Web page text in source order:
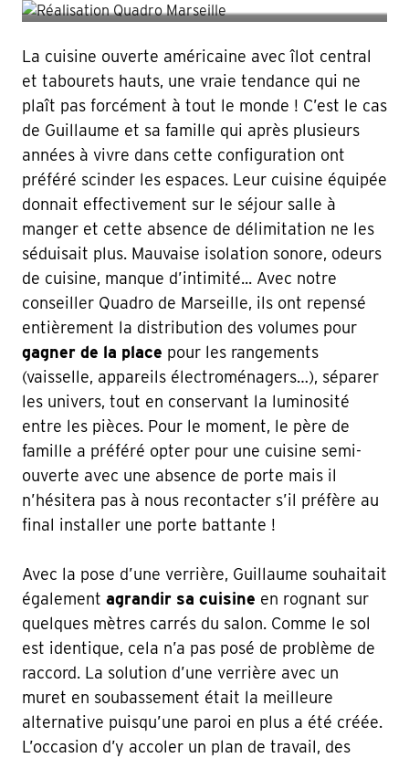
La cuisine ouverte américaine avec îlot central
et tabourets hauts, une vraie tendance qui ne
plaît pas forcément à tout le monde ! C’est le cas
de Guillaume et sa famille qui après plusieurs
années à vivre dans cette configuration ont
préféré scinder les espaces. Leur cuisine équipée
donnait effectivement sur le séjour salle à
manger et cette absence de délimitation ne les
séduisait plus. Mauvaise isolation sonore, odeurs
de cuisine, manque d’intimité... Avec notre
conseiller Quadro de Marseille, ils ont repensé
entièrement la distribution des volumes pour
gagner de la place pour les rangements
(vaisselle, appareils électroménagers…), séparer
les univers, tout en conservant la luminosité
entre les pièces. Pour le moment, le père de
famille a préféré opter pour une cuisine semi-
ouverte avec une absence de porte mais il
n’hésitera pas à nous recontacter s’il préfère au
final installer une porte battante !
Avec la pose d’une verrière, Guillaume souhaitait
également agrandir sa cuisine en rognant sur
quelques mètres carrés du salon. Comme le sol
est identique, cela n’a pas posé de problème de
raccord. La solution d’une verrière avec un
muret en soubassement était la meilleure
alternative puisqu’une paroi en plus a été créée.
L’occasion d’y accoler un plan de travail, des